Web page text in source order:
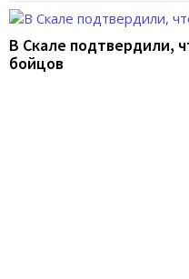
В Скале подтвердили,
бойцов